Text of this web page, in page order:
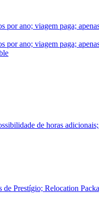
por ano; viagem paga;
por ano; viagem paga;
de horas
Prestígio; Relocation